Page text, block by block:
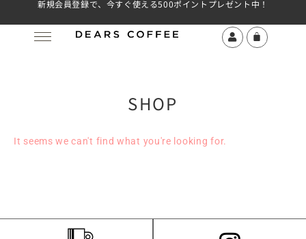
新規会員登録で、今すぐ使える500ポイントプレゼント中！
SHOP
It seems we can't find what you're looking for.